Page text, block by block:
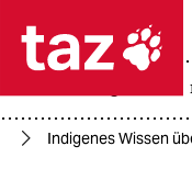

Indigenes Wissen